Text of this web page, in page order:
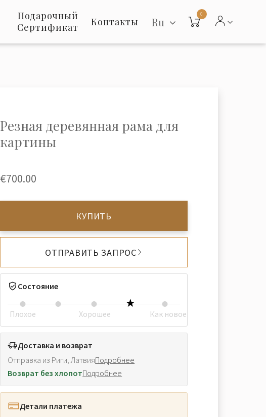
Подарочный
Сертификат
Контакты Ru
0
Резная деревянная рама для
картины
€700.00
КУПИТЬ
ОТПРАВИТЬ ЗАПРОС
Состояние
Плохое Хорошее Как новое
Доставка и возврат
Отправка из Риги, ЛатвияПодробнее
Возврат без хлопотПодробнее
Детали платежа